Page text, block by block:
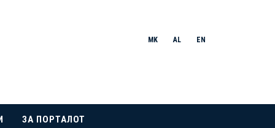
MK AL EN
ЗА ПОРТАЛОТ